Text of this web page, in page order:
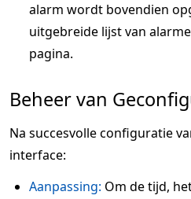
alarm wordt bovendien
uitgebreide lijst van
pagina.
Beheer van
Na succesvolle configuratie
interface:
Aanpassing: Om de tijd,